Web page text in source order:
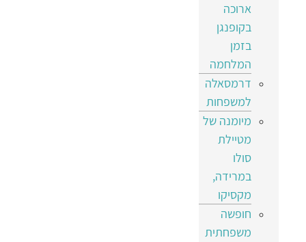
ארוכה
בקופנגן
בזמן
המלחמה
דרמסאלה
למשפחות
מיומנה של
מטיילת
סולו
במרידה,
מקסיקו
חופשה
משפחתית